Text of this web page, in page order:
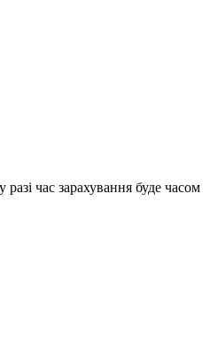
час зарахування буде часом